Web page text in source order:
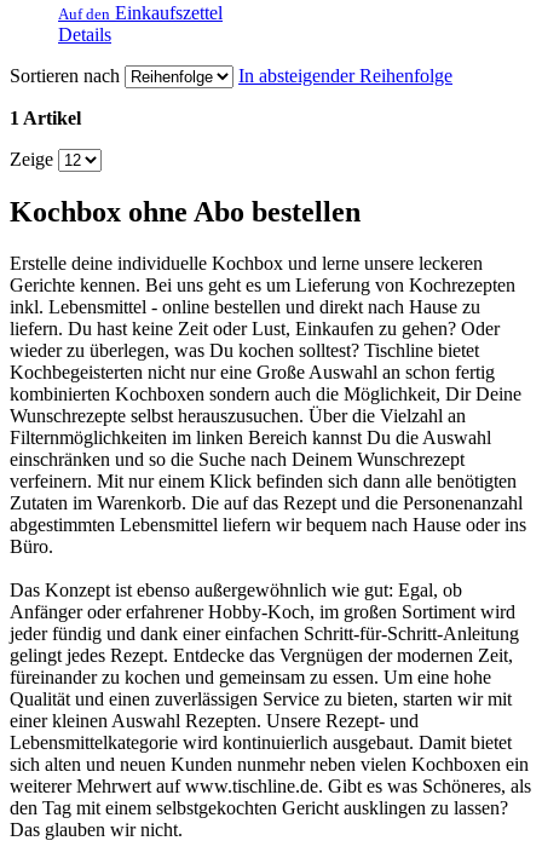
Auf den Einkaufszettel
Details
Sortieren nach
In absteigender Reihenfolge
1 Artikel
Zeige
Kochbox ohne Abo bestellen
Erstelle deine individuelle Kochbox und lerne unsere leckeren
Gerichte kennen. Bei uns geht es um Lieferung von Kochrezepten
inkl. Lebensmittel - online bestellen und direkt nach Hause zu
liefern. Du hast keine Zeit oder Lust, Einkaufen zu gehen? Oder
wieder zu überlegen, was Du kochen solltest? Tischline bietet
Kochbegeisterten nicht nur eine Große Auswahl an schon fertig
kombinierten Kochboxen sondern auch die Möglichkeit, Dir Deine
Wunschrezepte selbst herauszusuchen. Über die Vielzahl an
Filternmöglichkeiten im linken Bereich kannst Du die Auswahl
einschränken und so die Suche nach Deinem Wunschrezept
verfeinern. Mit nur einem Klick befinden sich dann alle benötigten
Zutaten im Warenkorb. Die auf das Rezept und die Personenanzahl
abgestimmten Lebensmittel liefern wir bequem nach Hause oder ins
Büro.
Das Konzept ist ebenso außergewöhnlich wie gut: Egal, ob
Anfänger oder erfahrener Hobby-Koch, im großen Sortiment wird
jeder fündig und dank einer einfachen Schritt-für-Schritt-Anleitung
gelingt jedes Rezept. Entdecke das Vergnügen der modernen Zeit,
füreinander zu kochen und gemeinsam zu essen. Um eine hohe
Qualität und einen zuverlässigen Service zu bieten, starten wir mit
einer kleinen Auswahl Rezepten. Unsere Rezept- und
Lebensmittelkategorie wird kontinuierlich ausgebaut. Damit bietet
sich alten und neuen Kunden nunmehr neben vielen Kochboxen ein
weiterer Mehrwert auf www.tischline.de. Gibt es was Schöneres, als
den Tag mit einem selbstgekochten Gericht ausklingen zu lassen?
Das glauben wir nicht.